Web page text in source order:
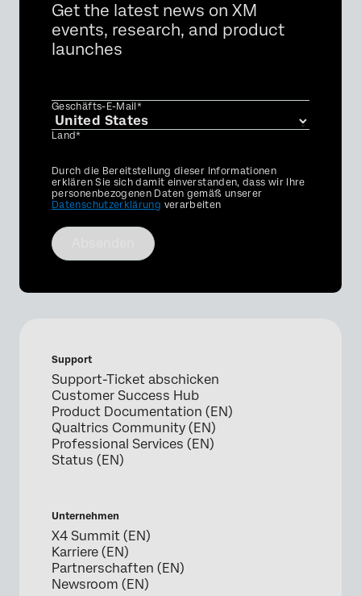
Get the latest news on XM
events, research, and product
launches
Geschäfts-E-Mail*
Land*
Privacy
Optin
Durch die Bereitstellung dieser Informationen
erklären Sie sich damit einverstanden, dass wir Ihre
personenbezogenen Daten gemäß unserer
Datenschutzerklärung verarbeiten
Support
Support-Ticket abschicken
Customer Success Hub
Product Documentation (EN)
Qualtrics Community (EN)
Professional Services (EN)
Status (EN)
Unternehmen
X4 Summit (EN)
Karriere (EN)
Partnerschaften (EN)
Newsroom (EN)